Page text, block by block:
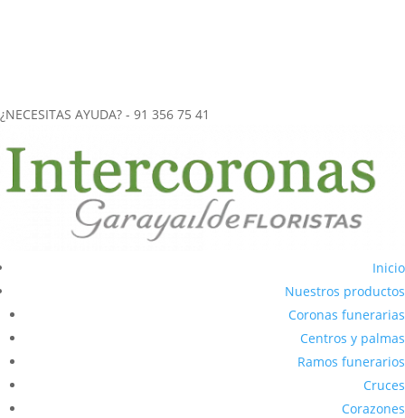
¿NECESITAS AYUDA? - 91 356 75 41
Inicio
Nuestros productos
Coronas funerarias
Centros y palmas
Ramos funerarios
Cruces
Corazones